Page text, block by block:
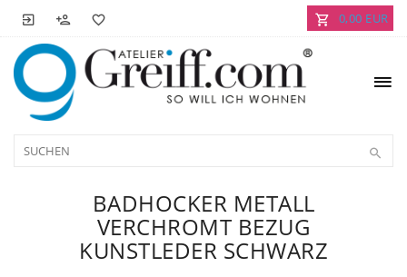
0,00 EUR
BADHOCKER METALL
VERCHROMT BEZUG
KUNSTLEDER SCHWARZ